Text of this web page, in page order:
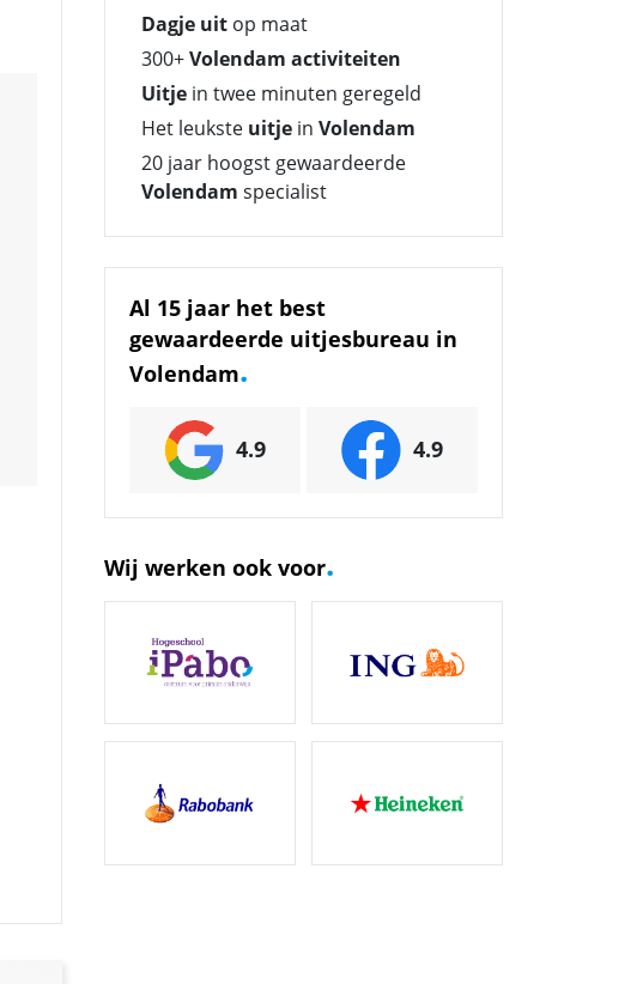
Dagje uit op maat
300+Volendam activiteiten
Uitje in twee minuten geregeld
Het leukste uitje in Volendam
20 jaar hoogst gewaardeerde
Volendam specialist
Al 15 jaar het best
gewaardeerde uitjesbureau in
Volendam.
4.9 4.9
Wij werken ook voor.